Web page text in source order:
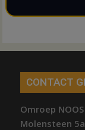
CONTACT
Omroep NOOS
Molensteen 5a